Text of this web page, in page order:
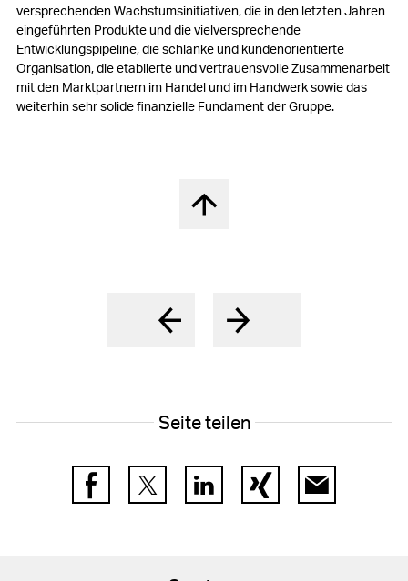
versprechenden Wachstumsinitiativen, die in den letzten Jahren
eingeführten Produkte und die vielversprechende
Entwicklungspipeline, die schlanke und kundenorientierte
Organisation, die etablierte und vertrauensvolle Zusammenarbeit
mit den Marktpartnern im Handel und im Handwerk sowie das
weiterhin sehr solide finanzielle Fundament der Gruppe.
Nach oben springen
Seite teilen
FacebookTwitter LinkedIn Xing E-Mail